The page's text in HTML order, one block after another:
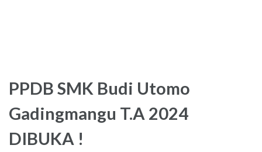
PPDB SMK Budi Utomo
Gadingmangu T.A 2024
DIBUKA !